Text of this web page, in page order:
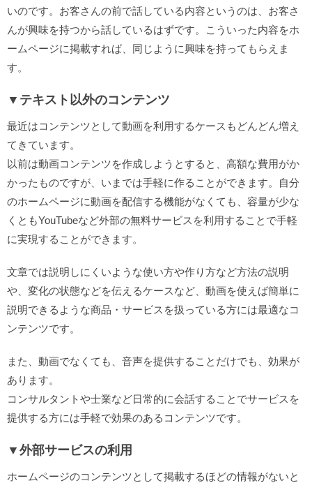
いのです。お客さんの前で話している内容というのは、お客さ
んが興味を持つから話しているはずです。こういった内容をホ
ームページに掲載すれば、同じように興味を持ってもらえま
す。
▼テキスト以外のコンテンツ
最近はコンテンツとして動画を利用するケースもどんどん増え
てきています。
以前は動画コンテンツを作成しようとすると、高額な費用がか
かったものですが、いまでは手軽に作ることができます。自分
のホームページに動画を配信する機能がなくても、容量が少な
くともYouTubeなど外部の無料サービスを利用することで手軽
に実現することができます。
文章では説明しにくいような使い方や作り方など方法の説明
や、変化の状態などを伝えるケースなど、動画を使えば簡単に
説明できるような商品・サービスを扱っている方には最適なコ
ンテンツです。
また、動画でなくても、音声を提供することだけでも、効果が
あります。
コンサルタントや士業など日常的に会話することでサービスを
提供する方には手軽で効果のあるコンテンツです。
▼外部サービスの利用
ホームページのコンテンツとして掲載するほどの情報がないと